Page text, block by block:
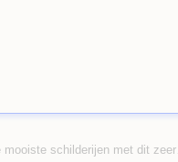
mooiste schilderijen met dit